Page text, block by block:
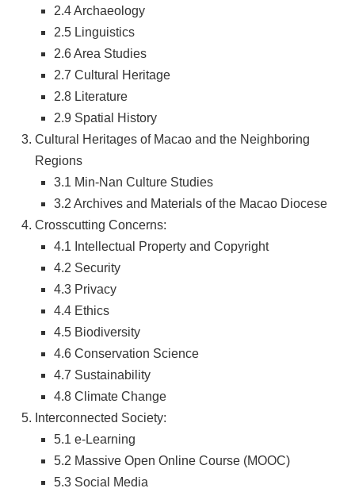
2.4 Archaeology
2.5 Linguistics
2.6 Area Studies
2.7 Cultural Heritage
2.8 Literature
2.9 Spatial History
Cultural Heritages of Macao and the Neighboring
Regions
3.1 Min-Nan Culture Studies
3.2 Archives and Materials of the Macao Diocese
Crosscutting Concerns:
4.1 Intellectual Property and Copyright
4.2 Security
4.3 Privacy
4.4 Ethics
4.5 Biodiversity
4.6 Conservation Science
4.7 Sustainability
4.8 Climate Change
Interconnected Society:
5.1 e-Learning
5.2 Massive Open Online Course (MOOC)
5.3 Social Media